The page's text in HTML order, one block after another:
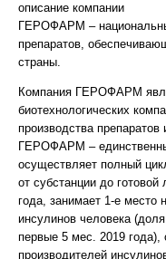
описание компании
ГЕРОФАРМ –
препаратов,
страны.
Компания ГЕРОФАРМ
биотехнологических
производства
ГЕРОФАРМ –
осуществляет полный
от субстанции до
года, занимает 1-е место
инсулинов человека
первые 5 мес. 2019
производителей